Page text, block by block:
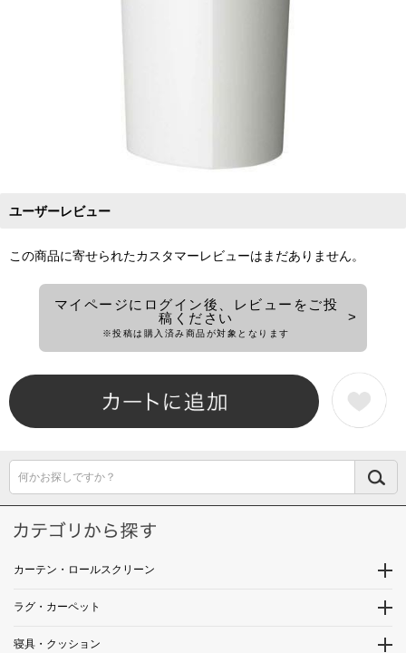
ユーザーレビュー
この商品に寄せられたカスタマーレビューはまだありません。
マイページにログイン後、レビューをご投
稿ください
※投稿は購入済み商品が対象となります
何かお探しですか？
カーテン・ロールスクリーン
ラグ・カーペット
寝具・クッション